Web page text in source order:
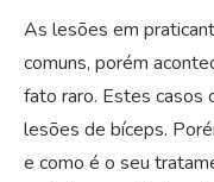
As lesões em
comuns, porém
fato raro. Estes casos
lesões de bíceps.
e como é o seu